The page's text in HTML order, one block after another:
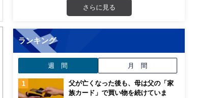
さらに見る
ランキング
週 間 月 間
父が亡くなった後も、母は父の「家
族カード」で買い物を続けていま